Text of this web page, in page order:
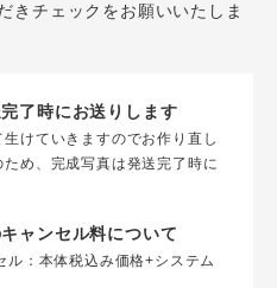
きチェックをお願いいたしま
了時にお送りします
けていきますのでお作り直し
め、完成写真は発送完了時に
ャンセル料について
：本体税込み価格+システム